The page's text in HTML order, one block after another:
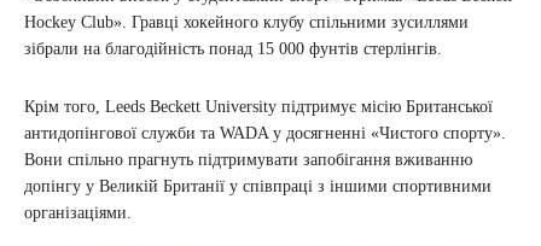
Hockey Club». Гравці хокейного клубу спільними зусиллями
зібрали на благодійність понад 15 000 фунтів стерлінгів.
Крім того, Leeds Beckett University підтримує місію Британської
антидопінгової служби та WADA у досягненні «Чистого спорту».
Вони спільно прагнуть підтримувати запобігання вживанню
допінгу у Великій Британії у співпраці з іншими спортивними
організаціями.